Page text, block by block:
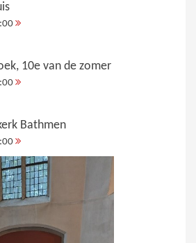
10e van de zomer
Bathmen